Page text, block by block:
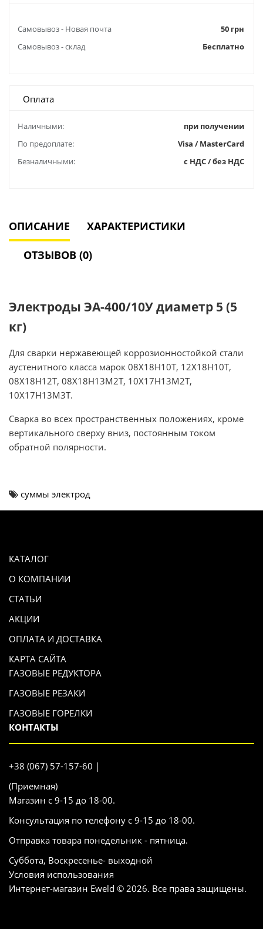
Самовывоз - Новая почта
50 грн
Самовывоз - склад
Бесплатно
Оплата
Наличными:
при получении
По предоплате:
Visa / MasterCard
Безналичными:
с НДС / без НДС
ОПИСАНИЕ ХАРАКТЕРИСТИКИ
ОТЗЫВОВ (0)
Электроды ЭА-400/10У диаметр 5 (5
кг)
Для сварки нержавеющей коррозионностойкой стали
аустенитного класса марок 08Х18Н10Т, 12Х18Н10Т,
08Х18Н12Т, 08Х18Н13М2Т, 10Х17Н13М2Т,
10Х17Н13М3Т.
Сварка во всех пространственных положениях, кроме
вертикального сверху вниз, постоянным током
обратной полярности.
суммы электрод
КАТАЛОГ
О КОМПАНИИ
СТАТЬИ
АКЦИИ
ОПЛАТА И ДОСТАВКА
КАРТА САЙТА
ГАЗОВЫЕ РЕДУКТОРА
ГАЗОВЫЕ РЕЗАКИ
ГАЗОВЫЕ ГОРЕЛКИ
КОНТАКТЫ
+38 (067) 57-157-60 |
(Приемная)
Магазин с 9-15 до 18-00.
Консультация по телефону с 9-15 до 18-00.
Отправка товара понедельник - пятница.
Суббота, Воскресенье- выходной
Условия использования
Интернет-магазин Eweld © 2026. Все права защищены.